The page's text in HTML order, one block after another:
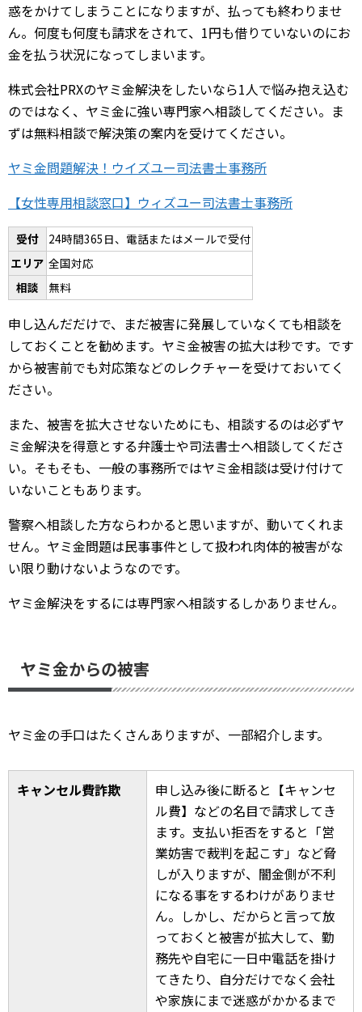
惑をかけてしまうことになりますが、払っても終わりませ
ん。何度も何度も請求をされて、1円も借りていないのにお
金を払う状況になってしまいます。
株式会社PRXのヤミ金解決をしたいなら1人で悩み抱え込む
のではなく、ヤミ金に強い専門家へ相談してください。ま
ずは無料相談で解決策の案内を受けてください。
ヤミ金問題解決！ウイズユー司法書士事務所
【女性専用相談窓口】ウィズユー司法書士事務所
受付
24時間365日、電話またはメールで受付
エリア 全国対応
相談
無料
申し込んだだけで、まだ被害に発展していなくても相談を
しておくことを勧めます。ヤミ金被害の拡大は秒です。です
から被害前でも対応策などのレクチャーを受けておいてく
ださい。
また、被害を拡大させないためにも、相談するのは必ずヤ
ミ金解決を得意とする弁護士や司法書士へ相談してくださ
い。そもそも、一般の事務所ではヤミ金相談は受け付けて
いないこともあります。
警察へ相談した方ならわかると思いますが、動いてくれま
せん。ヤミ金問題は民事事件として扱われ肉体的被害がな
い限り動けないようなのです。
ヤミ金解決をするには専門家へ相談するしかありません。
ヤミ金からの被害
ヤミ金の手口はたくさんありますが、一部紹介します。
キャンセル費詐欺
申し込み後に断ると【キャンセ
ル費】などの名目で請求してき
ます。支払い拒否をすると「営
業妨害で裁判を起こす」など脅
しが入りますが、闇金側が不利
になる事をするわけがありませ
ん。しかし、だからと言って放
っておくと被害が拡大して、勤
務先や自宅に一日中電話を掛け
てきたり、自分だけでなく会社
や家族にまで迷惑がかかるまで